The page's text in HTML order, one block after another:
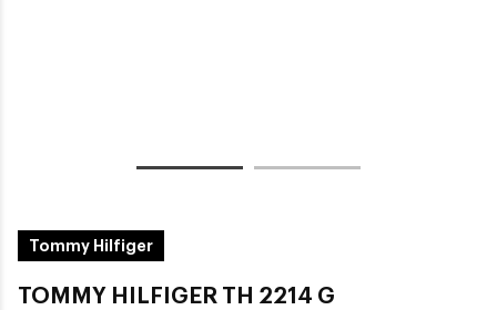
Tommy Hilfiger
TOMMY HILFIGER TH 2214 G